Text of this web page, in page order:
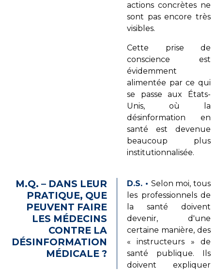
actions concrètes ne
sont pas encore très
visibles.
Cette prise de
conscience est
évidemment
alimentée par ce qui
se passe aux États-
Unis, où la
désinformation en
santé est devenue
beaucoup plus
institutionnalisée.
M.Q. – DANS LEUR
PRATIQUE, QUE
PEUVENT FAIRE
LES MÉDECINS
CONTRE LA
DÉSINFORMATION
MÉDICALE ?
D.S. • Selon moi, tous
les professionnels de
la santé doivent
devenir, d'une
certaine manière, des
« instructeurs » de
santé publique. Ils
doivent expliquer